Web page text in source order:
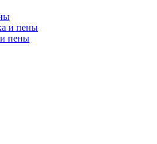
и пены
и пены